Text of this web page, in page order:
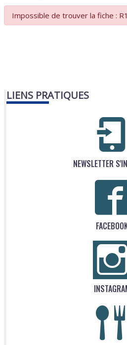
Impossible de trouver la fiche :
LIENS PRATIQUES
NEWSLETTER